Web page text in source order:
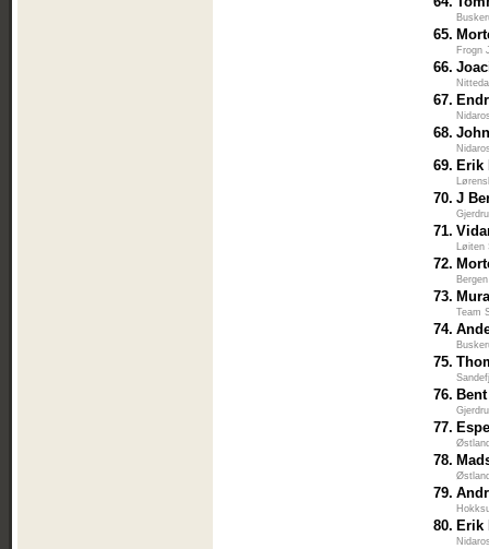
65.
Frogn
66.
67.
68.
69. Erik
70. J
71.
Løiten
72.
73.
Team
74.
75.
76.
77.
78.
79.
80. Erik